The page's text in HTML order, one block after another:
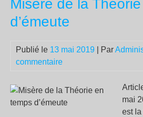
Misère de la
d’émeute
Publié le 13 mai 2019 | Par
commentaire
mai
est la